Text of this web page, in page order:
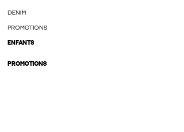
DENIM
PROMOTIONS
ENFANTS
PROMOTIONS